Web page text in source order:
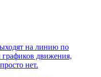
на линию по
движения,
нет.